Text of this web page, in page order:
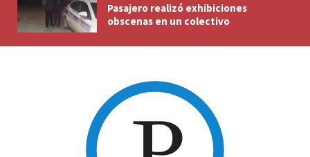
Pasajero realizó exhibiciones
obscenas en un colectivo